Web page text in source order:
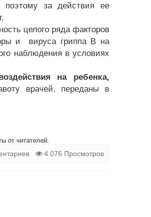
поэтому за действия ее
целого ряда факторов
и вируса гриппа В на
наблюдения в условиях
на ребенка,
врачей, переданы в
от читателей.
4 076 Просмотров